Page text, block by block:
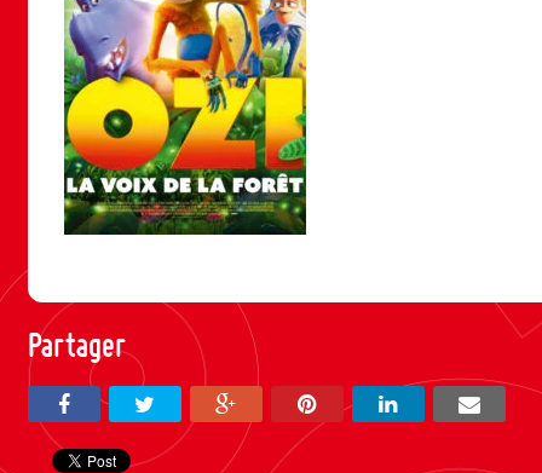
Partager